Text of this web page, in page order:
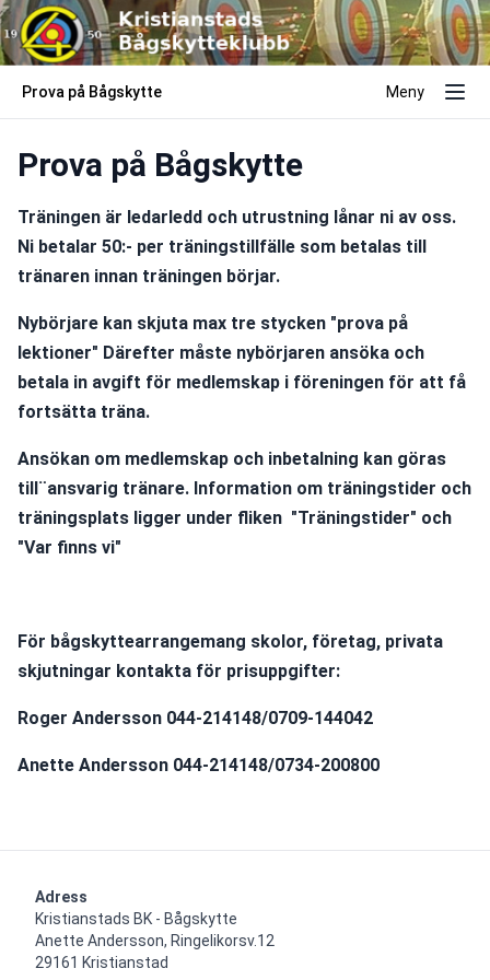
Prova på Bågskytte Meny
Prova på Bågskytte
Träningen är ledarledd och utrustning lånar ni av oss.
Ni betalar 50:- per träningstillfälle som betalas till
tränaren innan träningen börjar.
Nybörjare kan skjuta max tre stycken "prova på
lektioner" Därefter måste nybörjaren ansöka och
betala in avgift för medlemskap i föreningen för att få
fortsätta träna.
Ansökan om medlemskap och inbetalning kan göras
till¨ansvarig tränare. Information om träningstider och
träningsplats ligger under fliken  "Träningstider" och
"Var finns vi"
För bågskyttearrangemang skolor, företag, privata
skjutningar kontakta för prisuppgifter:
Roger Andersson 044-214148/0709-144042
Anette Andersson 044-214148/0734-200800
Adress
Kristianstads BK - Bågskytte
Anette Andersson, Ringelikorsv.12
29161 Kristianstad